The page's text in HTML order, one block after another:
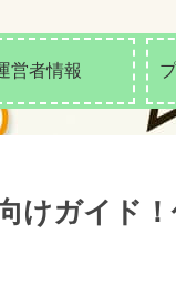
営者情報
ガイド！